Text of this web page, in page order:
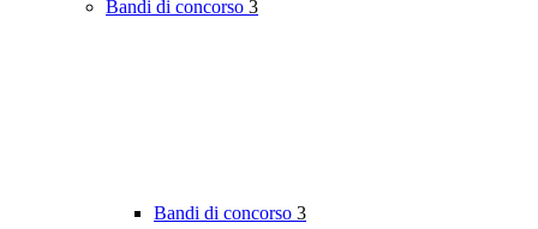
Bandi di concorso 3
Bandi di concorso 3